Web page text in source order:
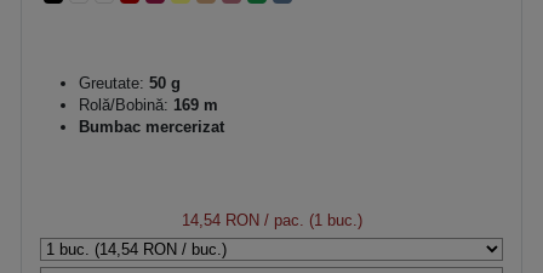
Greutate: 50 g
Rolă/Bobină: 169 m
Bumbac mercerizat
14,54 RON / pac. (1 buc.)